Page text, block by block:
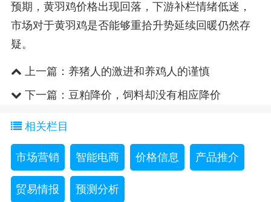
预期，黄羽鸡价格出现回落，下游补栏情绪低迷，
市场对于黄羽鸡是否能够重拾升势延续回暖仍然存
疑。
上一篇： 养猪人的激进和养鸡人的谨慎
下一篇： 豆粕降价，饲料却没有相应降价
相关栏目
市场营销 智能电商 价格信息 产品推介
贸易情报 预测分析